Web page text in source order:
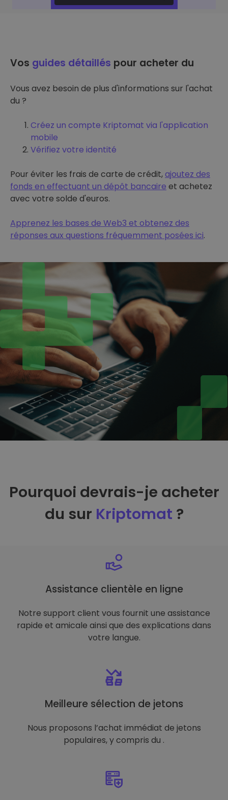
Vos guides détaillés pour acheter du
Vous avez besoin de plus d'informations sur l'achat
du ?
Créez un compte Kriptomat via l'application
mobile
Vérifiez votre identité
Pour éviter les frais de carte de crédit,ajoutez des
fonds en effectuant un dépôt bancaire et achetez
avec votre solde d'euros.
Apprenez les bases de Web3 et obtenez des
réponses aux questions fréquemment posées ici.
Pourquoi devrais-je acheter
du sur Kriptomat ?
Assistance clientèle en ligne
Notre support client vous fournit une assistance
rapide et amicale ainsi que des explications dans
votre langue.
Meilleure sélection de jetons
Nous proposons l’achat immédiat de jetons
populaires, y compris du .